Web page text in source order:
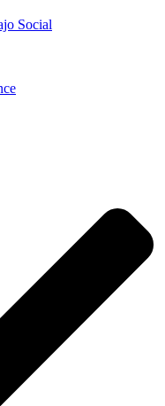
Social